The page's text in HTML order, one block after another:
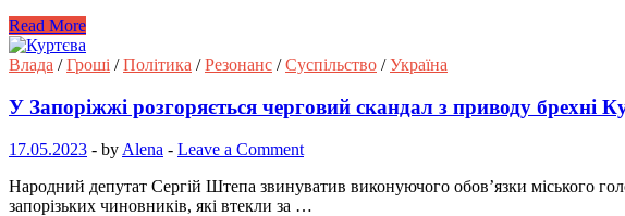
Read More
Влада /Гроші /Політика /Резонанс /Суспільство /Україна
У Запоріжжі розгоряється черговий скандал з приводу брехні
17.05.2023 - by Alena - Leave a Comment
Народний депутат Сергій Штепа звинуватив виконуючого обов’язки міського
запорізьких чиновників, які втекли за …